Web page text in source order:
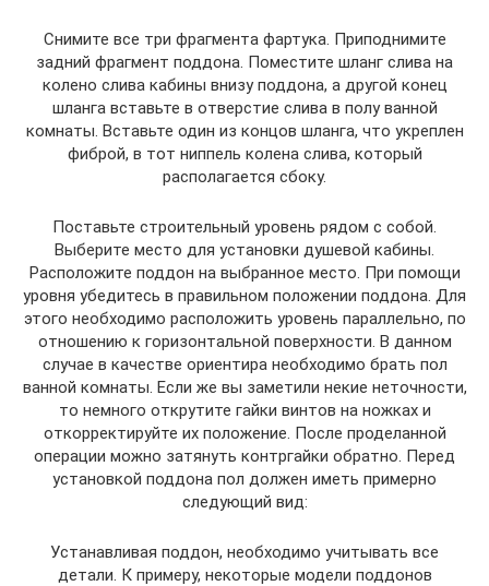
Снимите все три фрагмента фартука. Приподнимите
задний фрагмент поддона. Поместите шланг слива на
колено слива кабины внизу поддона, а другой конец
шланга вставьте в отверстие слива в полу ванной
комнаты. Вставьте один из концов шланга, что укреплен
фиброй, в тот ниппель колена слива, который
располагается сбоку.
Поставьте строительный уровень рядом с собой.
Выберите место для установки душевой кабины.
Расположите поддон на выбранное место. При помощи
уровня убедитесь в правильном положении поддона. Для
этого необходимо расположить уровень параллельно, по
отношению к горизонтальной поверхности. В данном
случае в качестве ориентира необходимо брать пол
ванной комнаты. Если же вы заметили некие неточности,
то немного открутите гайки винтов на ножках и
откорректируйте их положение. После проделанной
операции можно затянуть контргайки обратно. Перед
установкой поддона пол должен иметь примерно
следующий вид:
Устанавливая поддон, необходимо учитывать все
детали. К примеру, некоторые модели поддонов